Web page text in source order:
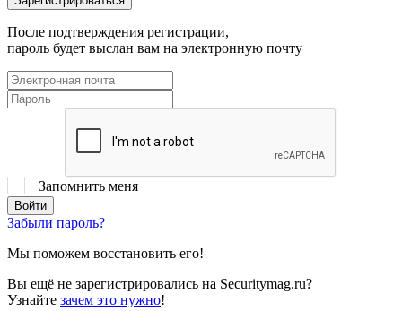
После подтверждения регистрации,
пароль будет выслан вам на электронную почту
Запомнить меня
Забыли пароль?
Мы поможем восстановить его!
Вы ещё не зарегистрировались на Securitymag.ru?
Узнайте зачем это нужно!